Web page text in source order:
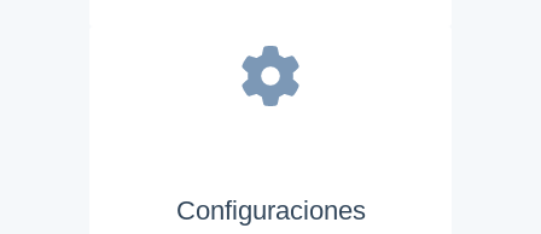
Configuraciones